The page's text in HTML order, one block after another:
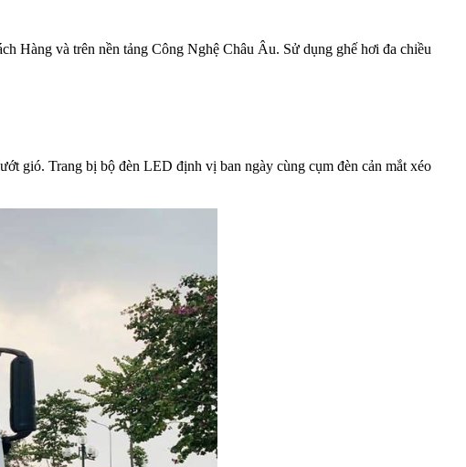
Hàng và trên nền tảng Công Nghệ Châu Âu. Sử dụng ghế hơi đa chiều
gió. Trang bị bộ đèn LED định vị ban ngày cùng cụm đèn cản mắt xéo